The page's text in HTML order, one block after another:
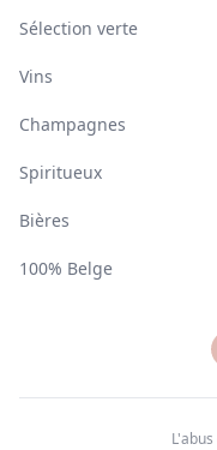
Sélection verte
Vins
Champagnes
Spiritueux
Bières
100% Belge